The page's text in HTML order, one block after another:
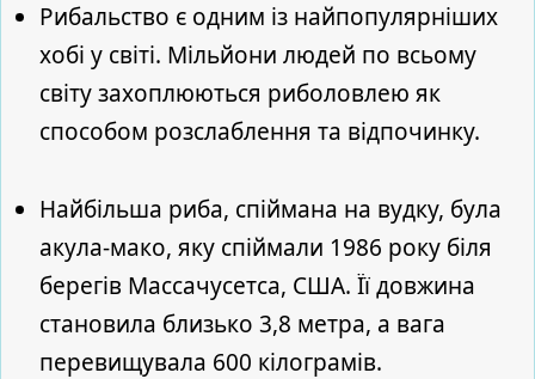
Рибальство є одним із найпопулярніших
хобі у світі. Мільйони людей по всьому
світу захоплюються риболовлею як
способом розслаблення та відпочинку.
Найбільша риба, спіймана на вудку, була
акула-мако, яку спіймали 1986 року біля
берегів Массачусетса, США. Її довжина
становила близько 3,8 метра, а вага
перевищувала 600 кілограмів.